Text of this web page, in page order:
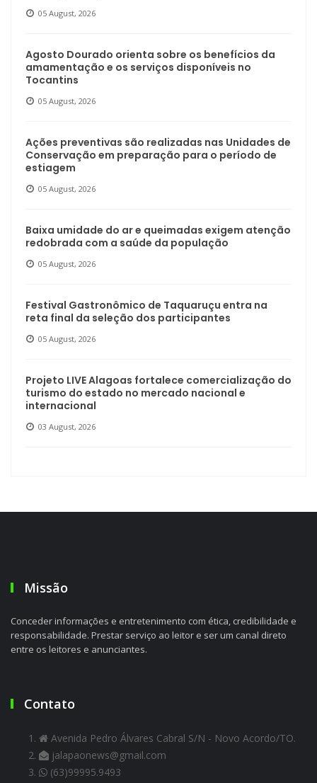
05 August, 2026
Agosto Dourado orienta sobre os benefícios da
amamentação e os serviços disponíveis no
Tocantins
05 August, 2026
Ações preventivas são realizadas nas Unidades de
Conservação em preparação para o período de
estiagem
05 August, 2026
Baixa umidade do ar e queimadas exigem atenção
redobrada com a saúde da população
05 August, 2026
Festival Gastronômico de Taquaruçu entra na
reta final da seleção dos participantes
05 August, 2026
Projeto LIVE Alagoas fortalece comercialização do
turismo do estado no mercado nacional e
internacional
03 August, 2026
Missão
Conceder informações e entretenimento com ética, credibilidade e
responsabilidade. Prestar serviço ao leitor e ser um canal direto
entre os leitores e anunciantes.
Contato
Avenida Pedro Álvares Cabral S/N - Novo Acordo/TO.
jalapaonews@gmail.com
(63)99995.9493